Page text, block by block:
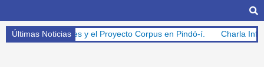
Últimas Noticias
Misiones y el Proyecto Corpus en Pindó-í. Charla